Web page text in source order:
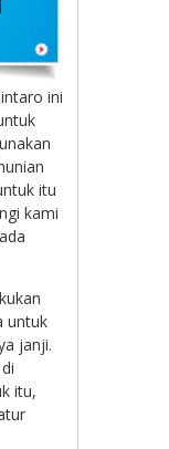
ini
itu
kami
untuk
janji.
itu,